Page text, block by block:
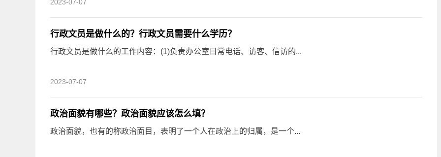
2023-07-07
行政文员是做什么的？行政文员需要什么学历？
行政文员是做什么的工作内容：(1)负责办公室日常电话、访客、信访的...
2023-07-07
政治面貌有哪些？政治面貌应该怎么填？
政治面貌，也有的称政治面目，表明了一个人在政治上的归属，是一个...